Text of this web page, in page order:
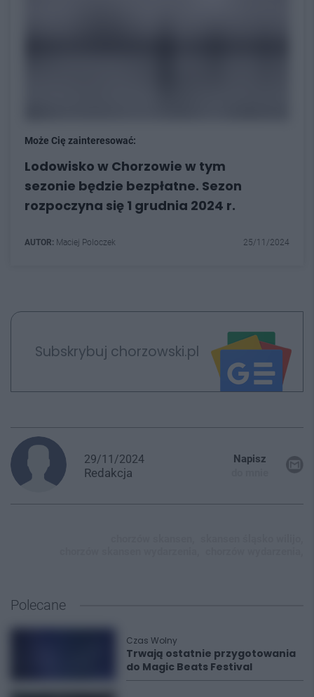
Może Cię zainteresować:
Lodowisko w Chorzowie w tym
sezonie będzie bezpłatne. Sezon
rozpoczyna się 1 grudnia 2024 r.
AUTOR: Maciej Poloczek 25/11/2024
Subskrybuj chorzowski.pl
29/11/2024
Redakcja
Napisz
Polecane
Czas Wolny
Trwają ostatnie przygotowania
do Magic Beats Festival